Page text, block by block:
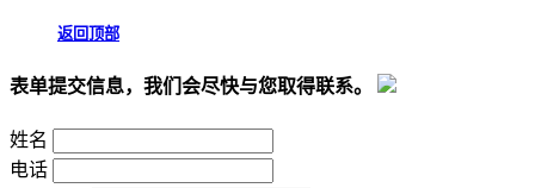
返回顶部
表单提交信息，我们会尽快与您取得联系。
姓名
电话